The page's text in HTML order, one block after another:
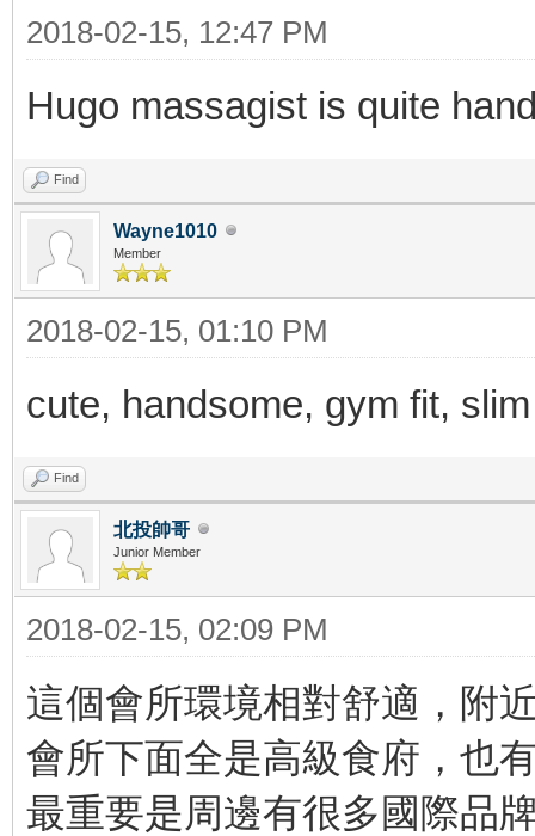
2018-02-15, 12:47 PM
Hugo massagist is quite
Find
Wayne1010
Member
2018-02-15, 01:10 PM
cute, handsome, gym fit,
Find
北投帥哥
Junior Member
2018-02-15, 02:09 PM
這個會所環境相對舒適，附
會所下面全是高級食府，也
最重要是周邊有很多國際品